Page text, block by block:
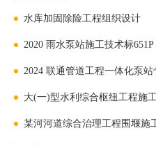
水库加固除险工程组织设计
2020 雨水泵站施工技术标651P
2024 联通管道工程一体化泵
大(一)型水利综合枢纽工程施工组
某河河道综合治理工程围堰施